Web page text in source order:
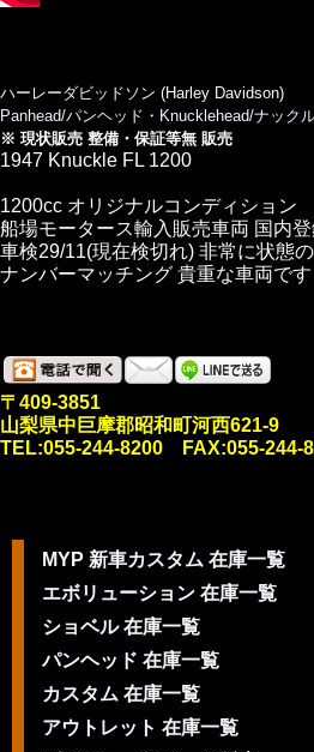
ハーレーダビッドソン (Harley Davidson)
Panhead/パンヘッド・Knucklehead/ナック
※ 現状販売 整備・保証等無 販売
1947 Knuckle FL 1200
1200cc オリジナルコンディション
船場モータース輸入販売車両 国内
車検29/11(現在検切れ) 非常に状態
ナンバーマッチング 貴重な車両です
〒409-3851
山梨県中巨摩郡昭和町河西621-9
TEL:055-244-8200 FAX:055-244-
MYP 新車カスタム 在庫一覧
エボリューション 在庫一覧
ショベル 在庫一覧
パンヘッド 在庫一覧
カスタム 在庫一覧
アウトレット 在庫一覧